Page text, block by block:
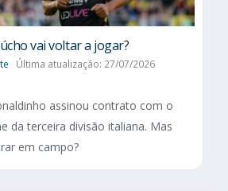
vai voltar a jogar?
Última atualização: 27/07/2026
assinou contrato com o
da terceira divisão italiana. Mas
em campo?